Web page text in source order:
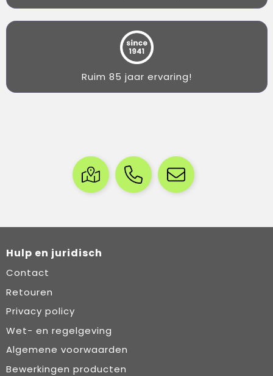
Ruim 85 jaar ervaring!
Hulp en juridisch
Contact
Retouren
Privacy policy
Wet- en regelgeving
Algemene voorwaarden
Bewerkingen producten